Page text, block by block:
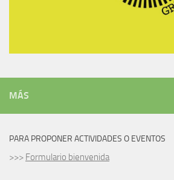
MÁS
PARA PROPONER ACTIVIDADES O EVENTOS
>>> Formulario bienvenida